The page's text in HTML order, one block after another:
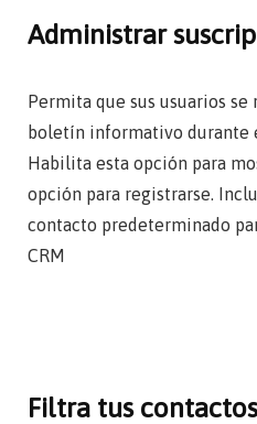
Administrar
Permita que sus usuarios
boletín informativo durante
Habilita esta opción para
opción para registrarse.
contacto predeterminado
CRM
Filtra tus